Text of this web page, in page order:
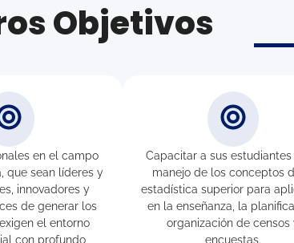
Objetivos
en el campo
que sean líderes y
innovadores y
de generar los
el entorno
con profundo
Capacitar a sus estudiantes
manejo de los conceptos
estadística superior para
en la enseñanza, la
organización de censos
encuestas.